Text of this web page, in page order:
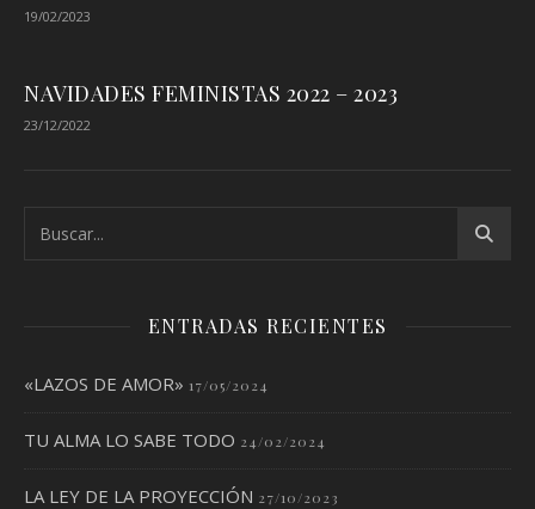
19/02/2023
NAVIDADES FEMINISTAS 2022 – 2023
23/12/2022
ENTRADAS RECIENTES
«LAZOS DE AMOR» 17/05/2024
TU ALMA LO SABE TODO 24/02/2024
LA LEY DE LA PROYECCIÓN 27/10/2023